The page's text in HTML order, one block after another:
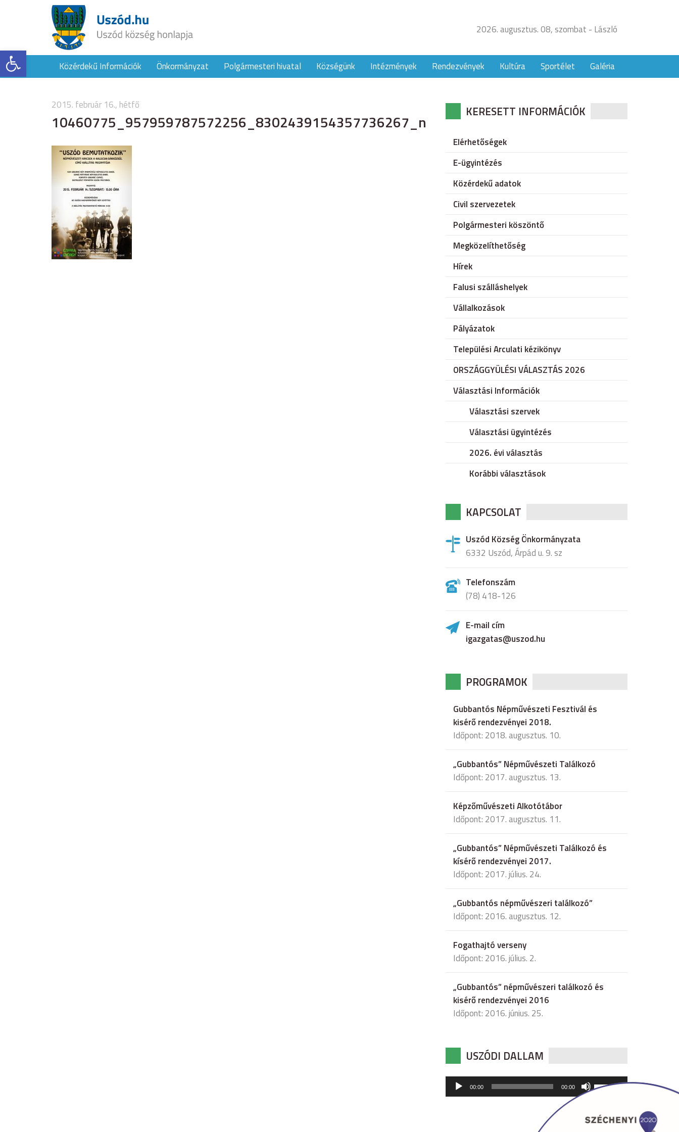
Eszköztár megnyitása
2026. augusztus. 08, szombat - László
Közérdekű Információk Önkormányzat Polgármesteri hivatal Községünk Intézmények Rendezvények Kultúra Sportélet Galéria
2015. február 16., hétfő
10460775_957959787572256_8302439154357736267_n KERESETT INFORMÁCIÓK
Elérhetőségek
E-ügyintézés
Közérdekű adatok
Civil szervezetek
Polgármesteri köszöntő
Megközelíthetőség
Hírek
Falusi szálláshelyek
Vállalkozások
Pályázatok
Települési Arculati kézikönyv
ORSZÁGGYÜLÉSI VÁLASZTÁS 2026
Választási Információk
Választási szervek
Választási ügyintézés
2026. évi választás
Korábbi választások
KAPCSOLAT
Uszód Község Önkormányzata
6332 Uszód, Árpád u. 9. sz
Telefonszám
(78) 418-126
E-mail cím
igazgatas@uszod.hu
PROGRAMOK
Gubbantós Népművészeti Fesztivál és
kisérő rendezvényei 2018.
Időpont: 2018. augusztus. 10.
„Gubbantós” Népművészeti Találkozó
Időpont: 2017. augusztus. 13.
Képzőművészeti Alkotótábor
Időpont: 2017. augusztus. 11.
„Gubbantós” Népművészeti Találkozó és
kísérő rendezvényei 2017.
Időpont: 2017. július. 24.
„Gubbantós népművészeri találkozó”
Időpont: 2016. augusztus. 12.
Fogathajtó verseny
Időpont: 2016. július. 2.
„Gubbantós” népművészeri találkozó és
kisérő rendezvényei 2016
Időpont: 2016. június. 25.
USZÓDI DALLAM
Audió
lejátszó
00:00 00:00
hangerő
csökkentéséhez